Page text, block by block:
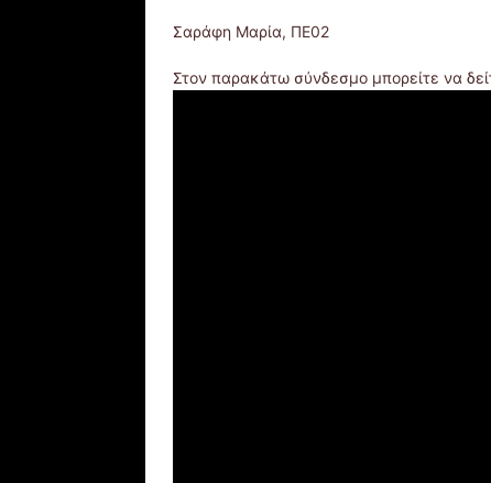
Σαράφη Μαρία, ΠΕ02
Στον παρακάτω σύνδεσμο μπορείτε να